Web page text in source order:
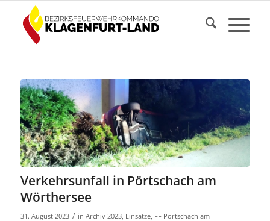
Verkehrsunfall in Pörtschach am
Wörthersee
31. August 2023 / in Archiv 2023, Einsätze, FF Pörtschach am